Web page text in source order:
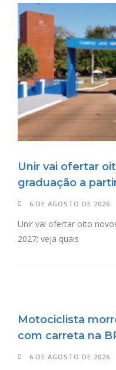
Unir vai ofertar
graduação a
6 DE AGOSTO DE 2026
Unir vai ofertar oito
2027; veja quais
Motociclista
com carreta na
6 DE AGOSTO DE 2026